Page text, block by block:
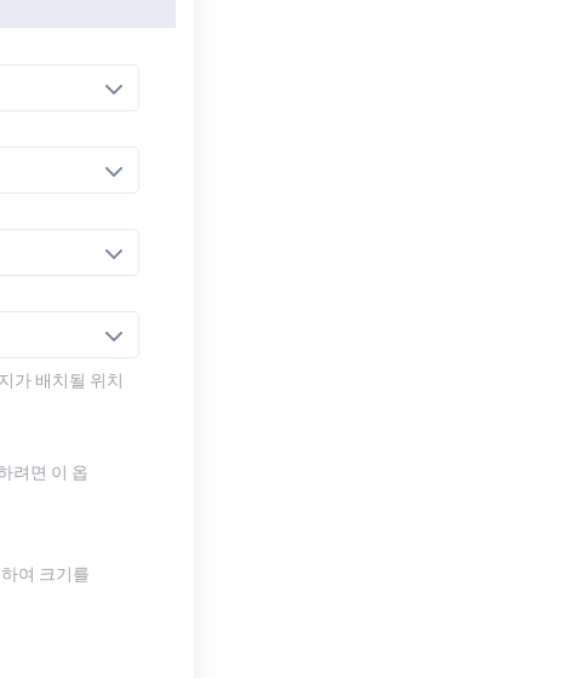
가 배치될 위치
려면 이 옵
여 크기를